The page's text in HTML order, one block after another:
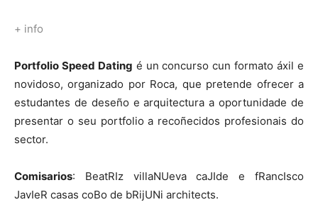
+ info
Portfolio Speed Dating é un concurso cun formato áxil e
novidoso, organizado por Roca, que pretende ofrecer a
estudantes de deseño e arquitectura a oportunidade de
presentar o seu portfolio a recoñecidos profesionais do
sector.
Comisarios: BeatRIz villaNUeva caJIde e fRancIsco
JavIeR casas coBo de bRijUNi architects.